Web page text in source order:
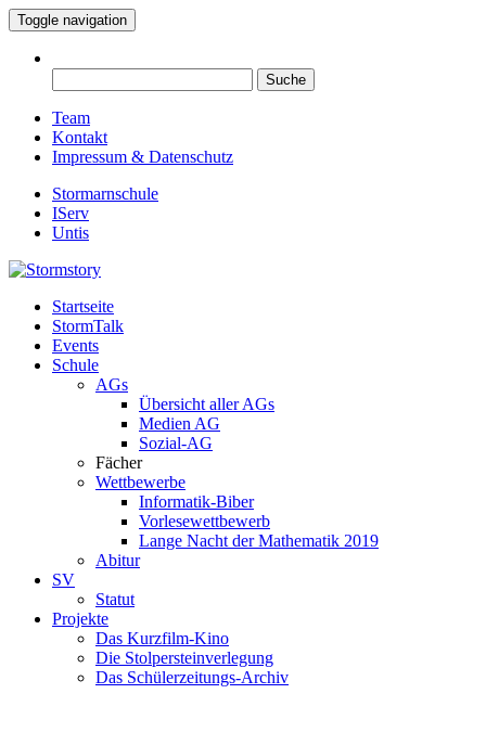
Toggle navigation
nach:
Team
Kontakt
Impressum & Datenschutz
Stormarnschule
IServ
Untis
Stormstory
Eure digitale Schülerzeitung
Startseite
StormTalk
Events
Schule
AGs
Übersicht aller AGs
Medien AG
Sozial-AG
Fächer
Wettbewerbe
Informatik-Biber
Vorlesewettbewerb
Lange Nacht der Mathematik 2019
Abitur
SV
Statut
Projekte
Das Kurzfilm-Kino
Die Stolpersteinverlegung
Das Schülerzeitungs-Archiv